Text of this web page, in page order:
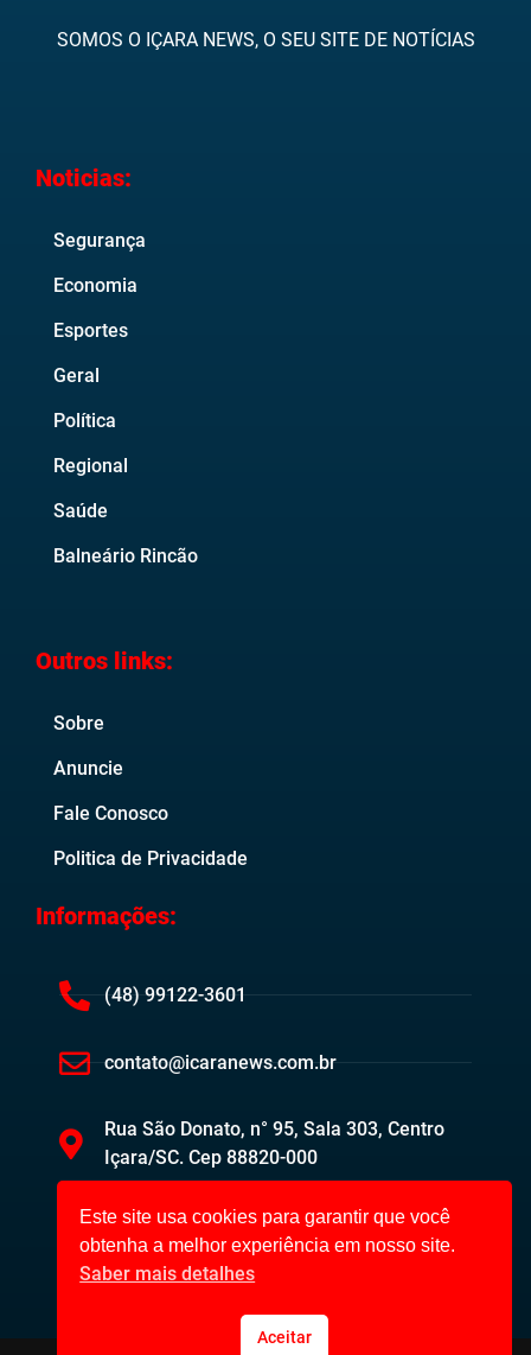
SOMOS O IÇARA NEWS, O SEU SITE DE NOTÍCIAS
Noticias:
Segurança
Economia
Esportes
Geral
Política
Regional
Saúde
Balneário Rincão
Outros links:
Sobre
Anuncie
Fale Conosco
Politica de Privacidade
Informações:
(48) 99122-3601
contato@icaranews.com.br
Rua São Donato, n° 95, Sala 303, Centro
Içara/SC. Cep 88820-000
Este site usa cookies para garantir que você
obtenha a melhor experiência em nosso site.
Saber mais detalhes
Aceitar